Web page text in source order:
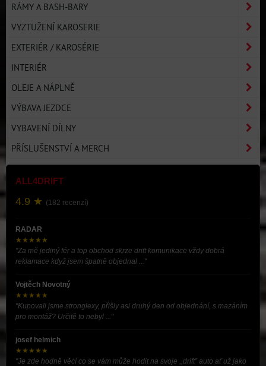
RÁMY A BASH-BARY
VYZTUŽENÍ KAROSERIE
EXTERIÉR / KAROSÉRIE
INTERIÉR
OLEJE A NÁPLNĚ
VÝBAVA JEZDCE
VYBAVENÍ DÍLNY
PŘÍSLUŠENSTVÍ A MERCH
ALL4DRIFT
4.9 ★ (182 recenzí)
RADAR
★★★★★
"Za mě jediný fér a top obchod skrze drift komunikace vždy dobrá
reklamace když jsem špatně objednal ..."
Vojtěch Novotný
★★★★★
"Kupovali jsme stronglexy, přišly asi druhý den od objednání, s mazáním
pro montáž? Určitě to nebyl ..."
josef helmich
★★★★★
"Je zde hodně věcí co se vám může hodit na svoje ,,drift” auto ať už jako